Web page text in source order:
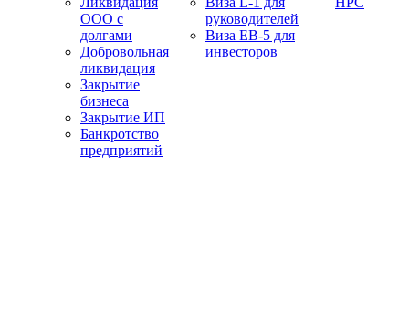
ООО с
долгами
Добровольная
ликвидация
Закрытие
бизнеса
Закрытие ИП
Банкротство
предприятий
руководителей
Виза EB-5 для
инвесторов